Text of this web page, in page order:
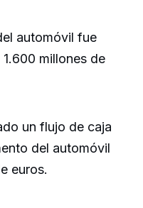
automóvil fue
millones de
un flujo de caja
del automóvil
euros.